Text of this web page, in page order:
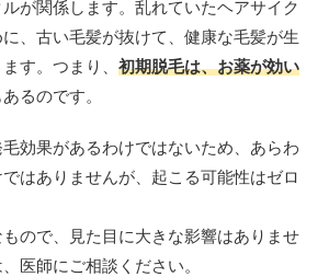
が関係します。乱れていたヘアサイク
、古い毛髪が抜けて、健康な毛髪が生
す。つまり、 初期脱毛は、お薬が効い
るのです。
効果があるわけではないため、あらわ
はありませんが、起こる可能性はゼロ
ので、見た目に大きな影響はありませ
医師にご相談ください。